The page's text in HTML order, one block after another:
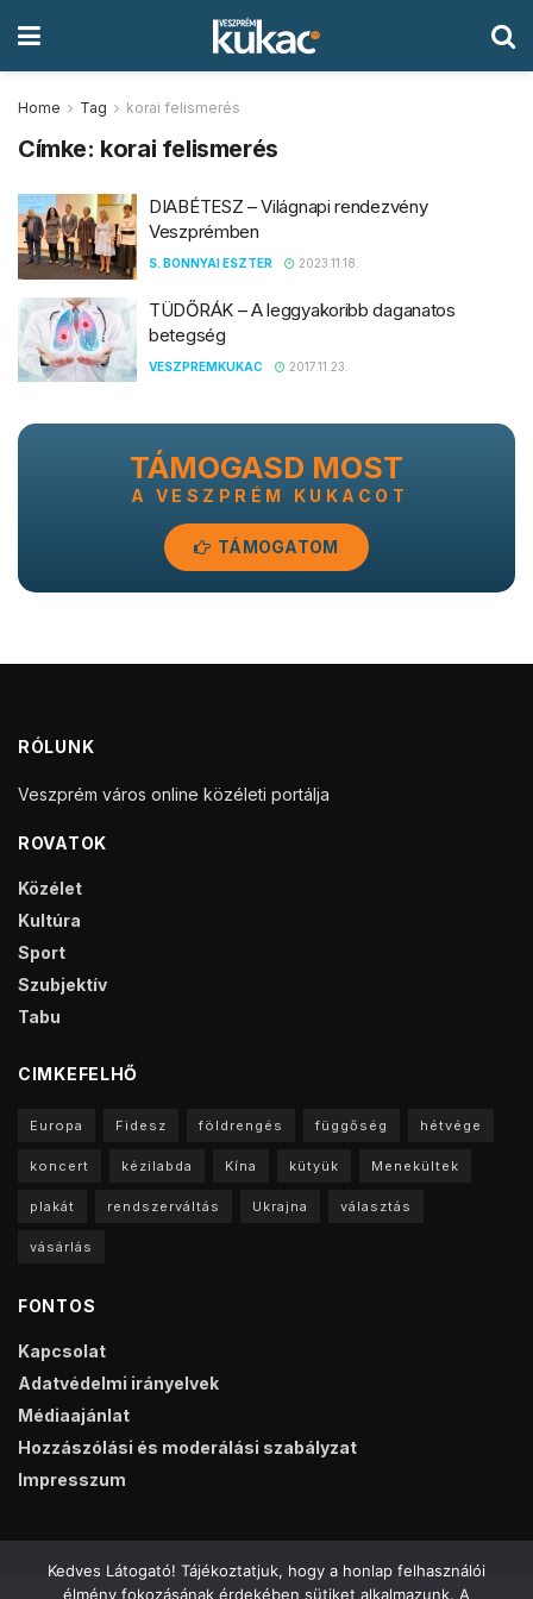
Home Tag korai felismerés
Címke: korai felismerés
DIABÉTESZ – Világnapi rendezvény
Veszprémben
S. BONNYAI ESZTER 2023.11.18.
TÜDŐRÁK – A leggyakoribb daganatos
betegség
VESZPREMKUKAC 2017.11.23.
TÁMOGASD MOST
A VESZPRÉM KUKACOT
TÁMOGATOM
RÓLUNK
Veszprém város online közéleti portálja
ROVATOK
Közélet
Kultúra
Sport
Szubjektív
Tabu
CIMKEFELHŐ
Europa Fidesz földrengés függőség hétvége
koncert kézilabda Kína kütyük Menekültek
plakát rendszerváltás Ukrajna választás
vásárlás
FONTOS
Kapcsolat
Adatvédelmi irányelvek
Médiaajánlat
Hozzászólási és moderálási szabályzat
Impresszum
Kedves Látogató! Tájékoztatjuk, hogy a honlap felhasználói
élmény fokozásának érdekében sütiket alkalmazunk. A